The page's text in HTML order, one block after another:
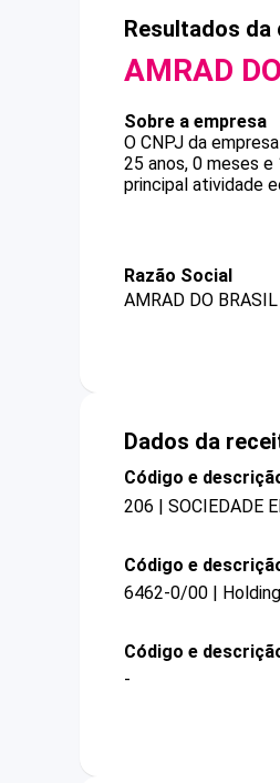
Resultados da
AMRAD
Sobre a empresa
O CNPJ da empresa
25 anos, 0 meses
principal atividade
Razão Social
AMRAD DO
Dados da
Código e
206 | SOCIEDADE
Código e
6462-0/00 |
Código e
-